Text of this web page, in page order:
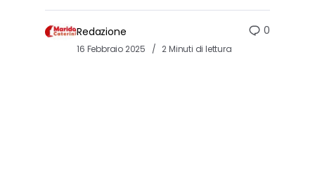
Redazione
16 Febbraio 2025 2 Minuti di lettura
0